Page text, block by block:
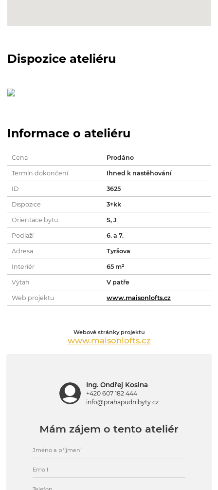
Dispozice ateliéru
Informace o ateliéru
Cena Prodáno
Termín dokončení Ihned k nastěhování
ID 3625
Dispozice 3+kk
Orientace bytu S, J
Podlaží 6. a 7.
Adresa Tyršova
Interiér 65 m²
Výtah V patře
Web projektu www.maisonlofts.cz
Webové stránky projektu
www.maisonlofts.cz
Ing. Ondřej Kosina
+420 607 182 444
info@prahapudnibyty.cz
Mám zájem o tento ateliér